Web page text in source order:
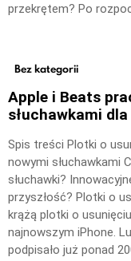
przekrętem? Po
Bez kategorii
Apple i Beats
słuchawkami
Spis treści Plotki o
nowymi słuchawkami
słuchawki?
przyszłość? Plotki o
krążą plotki o
najnowszym iPhone.
podpisało już ponad